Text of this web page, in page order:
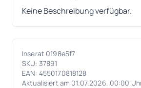
Keine Beschreibung verfügbar.
Inserat 0198e5f7
SKU: 37891
EAN: 4550170818128
Aktualisiert am 01.07.2026, 00:00